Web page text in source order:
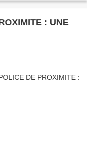
: UNE